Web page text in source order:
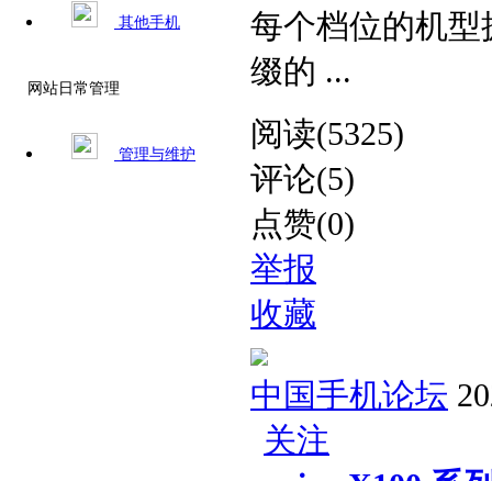
其他手机
网站日常管理
管理与维护
每个档位的机
缀的 ...
阅读(5325)
评论(5)
点赞(0)
举报
收藏
中国手机论坛
关注